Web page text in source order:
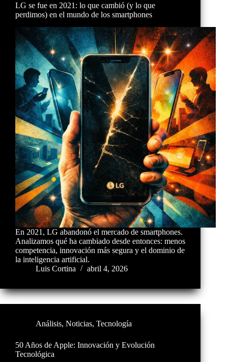
LG se fue en 2021: lo que cambió (y lo que
perdimos) en el mundo de los smartphones
En 2021, LG abandonó el mercado de smartphones.
Analizamos qué ha cambiado desde entonces: menos
competencia, innovación más segura y el dominio de
la inteligencia artificial.
Luis Cortina
abril 4, 2026
Análisis, Noticias, Tecnología
50 Años de Apple: Innovación y Evolución
Tecnológica